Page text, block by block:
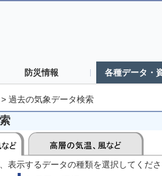
防災情報 各種データ・
> 過去の気象データ検索
表示するデータの種類を選択してくだ